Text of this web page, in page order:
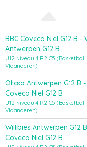
BBC Coveco Niel G12 B -
Antwerpen G12 B
U12 Niveau 4 R2 C5 (Basketbal
Vlaanderen)
Olicsa Antwerpen G12 B -
Coveco Niel G12 B
U12 Niveau 4 R2 C5 (Basketbal
Vlaanderen)
Willibies Antwerpen G12
Coveco Niel G12 B